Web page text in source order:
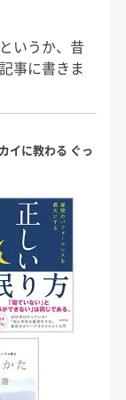
いうか、昔
事に書きま
イに教わる ぐっ